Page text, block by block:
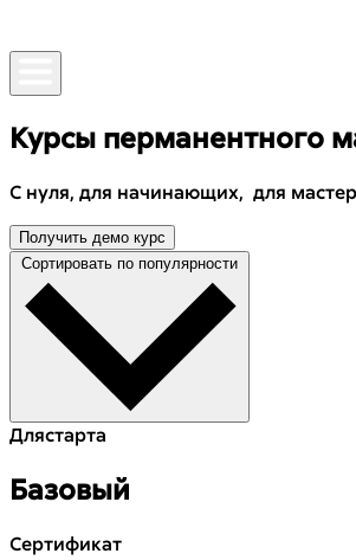
Курсы перманентного
С нуля, для начинающих, для
Получить демо курс
Длястарта
Базовый
Сертификат